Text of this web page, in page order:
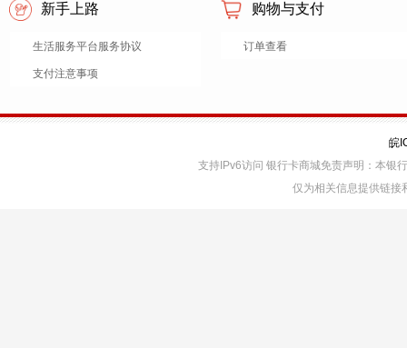
新手上路
生活服务平台服务协议
支付注意事项
购物与支付
订单查看
皖
支持IPv6访问 银行卡商城免责声明：本银
仅为相关信息提供链接